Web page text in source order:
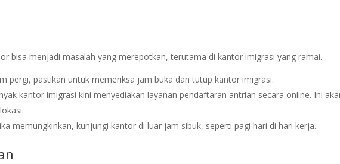
bisa menjadi masalah yang merepotkan, terutama di kantor imigrasi yang ramai.
pergi, pastikan untuk memeriksa jam buka dan tutup kantor imigrasi.
kantor imigrasi kini menyediakan layanan pendaftaran antrian secara online. Ini
memungkinkan, kunjungi kantor di luar jam sibuk, seperti pagi hari di hari kerja.